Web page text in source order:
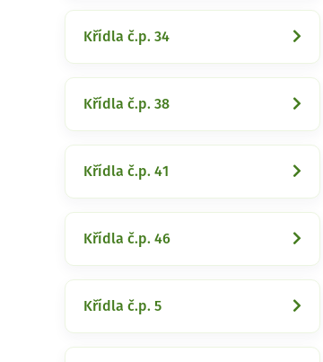
Křídla č.p. 34
Křídla č.p. 38
Křídla č.p. 41
Křídla č.p. 46
Křídla č.p. 5